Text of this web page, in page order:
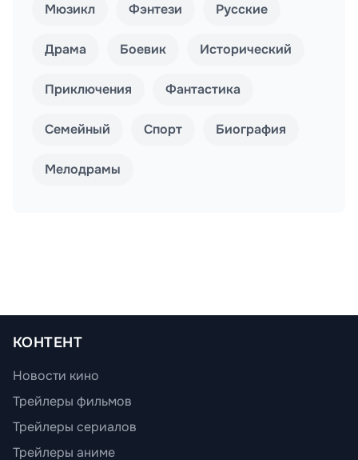
Мюзикл Фэнтези Русские
Драма Боевик Исторический
Приключения Фантастика
Семейный Спорт Биография
Мелодрамы
КОНТЕНТ
Новости кино
Трейлеры фильмов
Трейлеры сериалов
Трейлеры аниме